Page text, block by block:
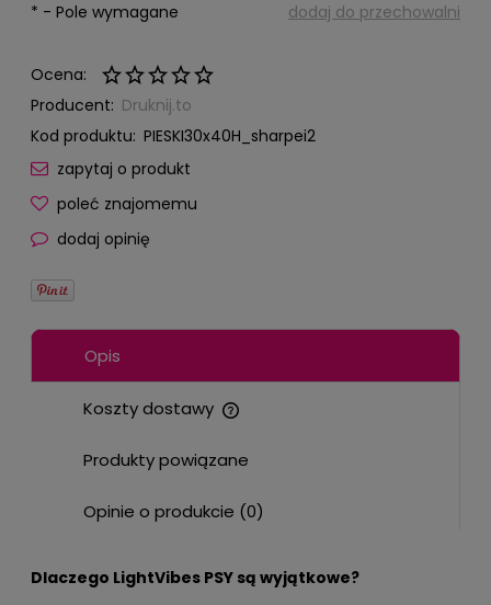
dodaj do przechowalni
* - Pole wymagane
Ocena:
Producent: Druknij.to
Kod produktu: PIESKI30x40H_sharpei2
zapytaj o produkt
poleć znajomemu
dodaj opinię
Opis
Koszty dostawy
Cena nie zawiera ewentualnych kosztów płatności
Produkty powiązane
Opinie o produkcie (0)
Dlaczego LightVibes PSY są wyjątkowe?